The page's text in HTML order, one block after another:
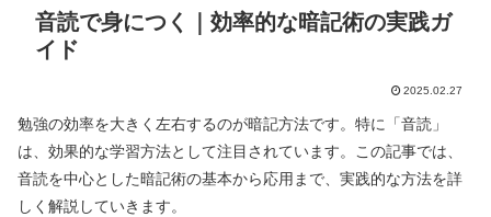
音読で身につく｜効率的な暗記術の実践ガ
イド
2025.02.27
勉強の効率を大きく左右するのが暗記方法です。特に「音読」
は、効果的な学習方法として注目されています。この記事では、
音読を中心とした暗記術の基本から応用まで、実践的な方法を詳
しく解説していきます。